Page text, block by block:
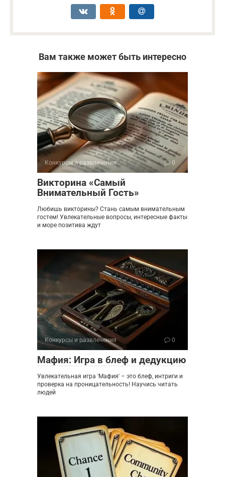
Вам также может быть интересно
Конкурсы и развлечения 0
Викторина «Самый
Внимательный Гость»
Любишь викторины? Стань самым внимательным
гостем! Увлекательные вопросы, интересные факты
и море позитива ждут
Конкурсы и развлечения 0
Мафия: Игра в блеф и дедукцию
Увлекательная игра 'Мафия' – это блеф, интриги и
проверка на проницательность! Научись читать
людей